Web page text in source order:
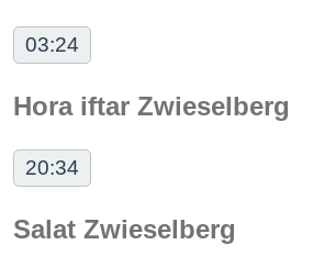
03:24
Hora iftar Zwieselberg
20:34
Salat Zwieselberg